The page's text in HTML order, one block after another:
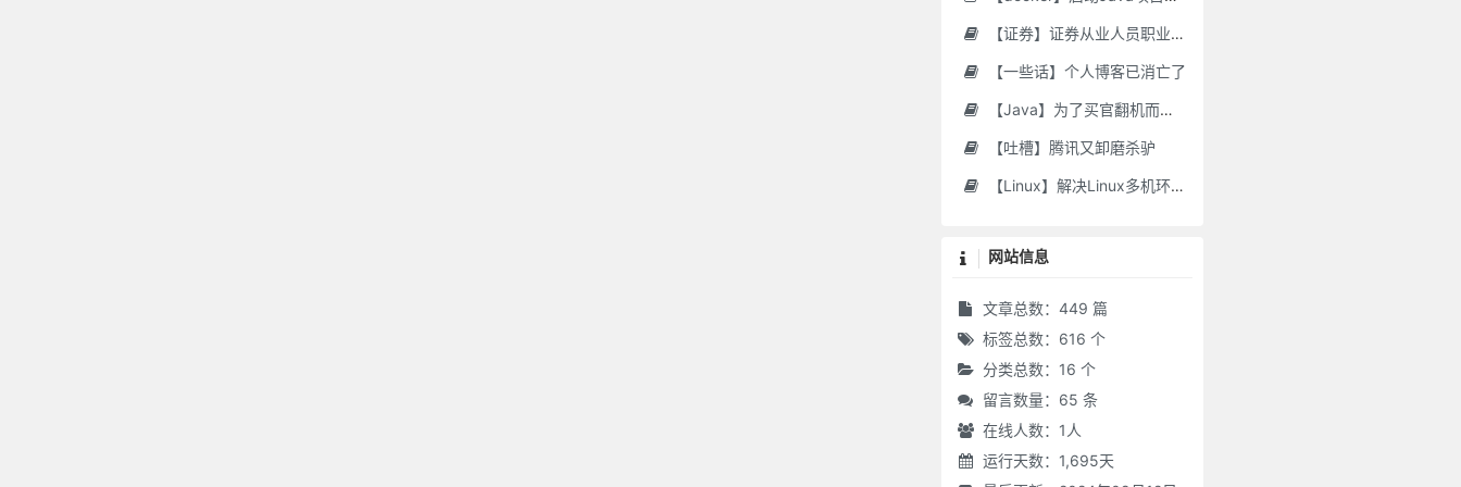
【证券】证券从业人员职业道德要求及常见违规行为
【一些话】个人博客已消亡了
【Java】为了买官翻机而写的代码-DJI Stock Checker
【吐槽】腾讯又卸磨杀驴
【Linux】解决Linux多机环境UID/GID不一致导致的备份权限问题
网站信息
文章总数：449 篇
标签总数：616 个
分类总数：16 个
留言数量：65 条
在线人数： 1 人
运行天数：1,695天